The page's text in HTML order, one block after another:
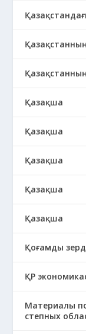
Қазақша
Қазақша
Қазақша
Қазақша
Қазақша
Қоғамды
ҚР
Материалы
степных